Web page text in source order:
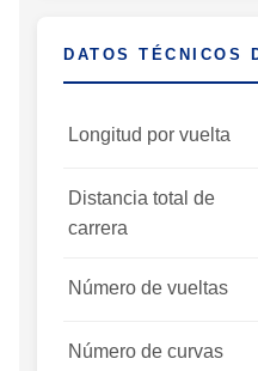
DATOS TÉCNICOS
Longitud por vuelta
Distancia total de
carrera
Número de vueltas
Número de curvas